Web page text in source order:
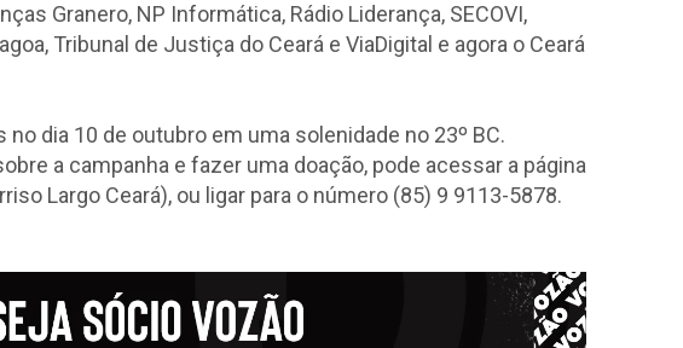
Granero, NP Informática, Rádio Liderança, SECOVI,
Tribunal de Justiça do Ceará e ViaDigital e agora o Ceará
dia 10 de outubro em uma solenidade no 23º BC.
a campanha e fazer uma doação, pode acessar a página
Largo Ceará), ou ligar para o número (85) 9 9113-5878.